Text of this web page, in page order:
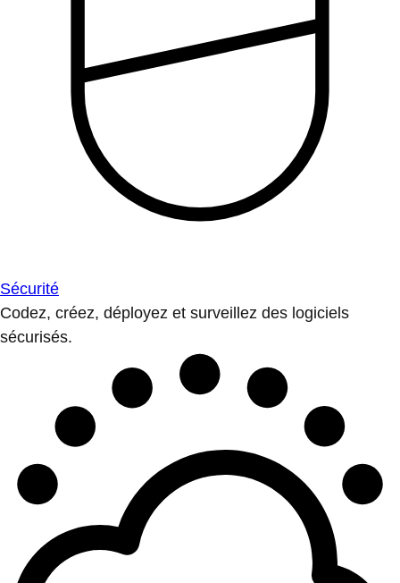
Sécurité
Codez, créez, déployez et surveillez des logiciels
sécurisés.